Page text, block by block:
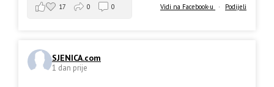
Vidi na Facebook-u · Podijeli
17 0 0
SJENICA.com
1 dan prije